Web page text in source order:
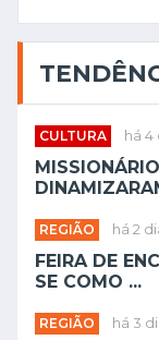
CULTURA há 4
REGIÃO há 2
FEIRA DE
SE COMO ...
REGIÃO há 3